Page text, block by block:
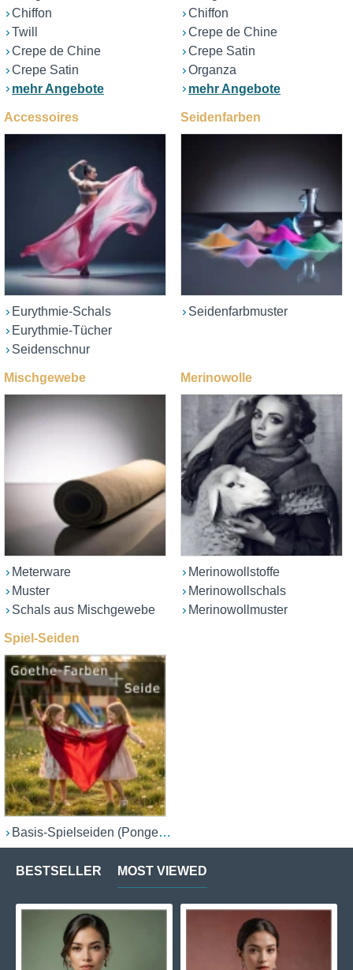
Chiffon
Twill
Crepe de Chine
Crepe Satin
mehr Angebote
Chiffon
Crepe de Chine
Crepe Satin
Organza
mehr Angebote
Accessoires
Eurythmie-Schals
Eurythmie-Tücher
Seidenschnur
Seidenfarben
Seidenfarbmuster
Mischgewebe
Meterware
Muster
Schals aus Mischgewebe
Merinowolle
Merinowollstoffe
Merinowollschals
Merinowollmuster
Spiel-Seiden
Basis-Spielseiden (Ponge 05/06)
BESTSELLER MOST VIEWED